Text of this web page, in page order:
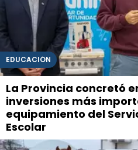
EDUCACIÓN
La Provincia concretó
inversiones más
equipamiento del
Escolar